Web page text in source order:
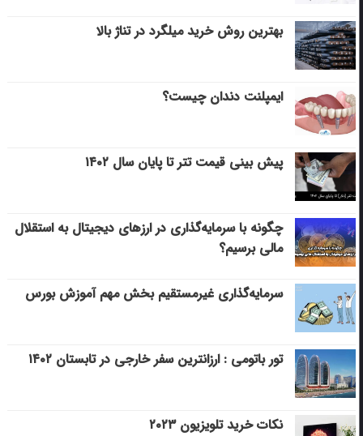
بهترین روش خرید میلگرد در تناژ بالا
ایمپلنت دندان چیست؟
پیش بینی قیمت تتر تا پایان سال ۱۴۰۲
چگونه با سرمایه‌گذاری در ارزهای دیجیتال به استقلال
مالی برسیم؟
سرمایه‌گذاری غیرمستقیم بخش مهم آموزش بورس
تور باتومی : ارزانترین سفر خارجی در تابستان ۱۴۰۲
نکات خرید تلویزیون ۲۰۲۳